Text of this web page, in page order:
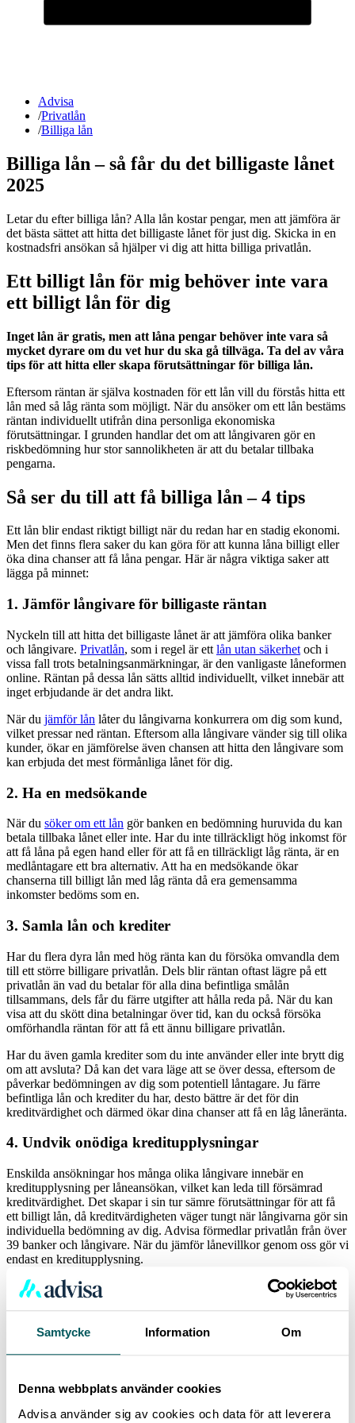
Samtycke Information Om
Denna webbplats använder cookies
Advisa använder sig av cookies och data för att leverera
Advisa
/Privatlån
/Billiga lån
Billiga lån – så får du det billigaste lånet
2025
Letar du efter billiga lån? Alla lån kostar pengar, men att jämföra är
det bästa sättet att hitta det billigaste lånet för just dig. Skicka in en
kostnadsfri ansökan så hjälper vi dig att hitta billiga privatlån.
Ett billigt lån för mig behöver inte vara
ett billigt lån för dig
Inget lån är gratis, men att låna pengar behöver inte vara så
mycket dyrare om du vet hur du ska gå tillväga. Ta del av våra
tips för att hitta eller skapa förutsättningar för billiga lån.
Eftersom räntan är själva kostnaden för ett lån vill du förstås hitta ett
lån med så låg ränta som möjligt. När du ansöker om ett lån bestäms
räntan individuellt utifrån dina personliga ekonomiska
förutsättningar. I grunden handlar det om att långivaren gör en
riskbedömning hur stor sannolikheten är att du betalar tillbaka
pengarna.
Så ser du till att få billiga lån – 4 tips
Ett lån blir endast riktigt billigt när du redan har en stadig ekonomi.
Men det finns flera saker du kan göra för att kunna låna billigt eller
öka dina chanser att få låna pengar. Här är några viktiga saker att
lägga på minnet:
1. Jämför långivare för billigaste räntan
Nyckeln till att hitta det billigaste lånet är att jämföra olika banker
och långivare. Privatlån, som i regel är ett lån utan säkerhet och i
vissa fall trots betalningsanmärkningar, är den vanligaste låneformen
online. Räntan på dessa lån sätts alltid individuellt, vilket innebär att
inget erbjudande är det andra likt.
När du jämför lån låter du långivarna konkurrera om dig som kund,
vilket pressar ned räntan. Eftersom alla långivare vänder sig till olika
kunder, ökar en jämförelse även chansen att hitta den långivare som
kan erbjuda det mest förmånliga lånet för dig.
2. Ha en medsökande
När du söker om ett lån gör banken en bedömning huruvida du kan
betala tillbaka lånet eller inte. Har du inte tillräckligt hög inkomst för
att få låna på egen hand eller för att få en tillräckligt låg ränta, är en
medlåntagare ett bra alternativ. Att ha en medsökande ökar
chanserna till billigt lån med låg ränta då era gemensamma
inkomster bedöms som en.
3. Samla lån och krediter
Har du flera dyra lån med hög ränta kan du försöka omvandla dem
till ett större billigare privatlån. Dels blir räntan oftast lägre på ett
privatlån än vad du betalar för alla dina befintliga smålån
tillsammans, dels får du färre utgifter att hålla reda på. När du kan
visa att du skött dina betalningar över tid, kan du också försöka
omförhandla räntan för att få ett ännu billigare privatlån.
Har du även gamla krediter som du inte använder eller inte brytt dig
om att avsluta? Då kan det vara läge att se över dessa, eftersom de
påverkar bedömningen av dig som potentiell låntagare. Ju färre
befintliga lån och krediter du har, desto bättre är det för din
kreditvärdighet och därmed ökar dina chanser att få en låg låneränta.
4. Undvik onödiga kreditupplysningar
Enskilda ansökningar hos många olika långivare innebär en
kreditupplysning per låneansökan, vilket kan leda till försämrad
kreditvärdighet. Det skapar i sin tur sämre förutsättningar för att få
ett billigt lån, då kreditvärdigheten väger tungt när långivarna gör sin
individuella bedömning av dig. Advisa förmedlar privatlån från över
39 banker och långivare. När du jämför lånevillkor genom oss gör vi
endast en kreditupplysning.
Läs fler artiklar:
Vad är en långivare?
Hur mycket kan jag låna?